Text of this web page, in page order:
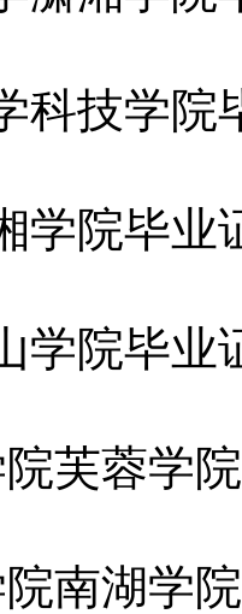
科技学院
学院毕业
学院毕业
芙蓉学
南湖学